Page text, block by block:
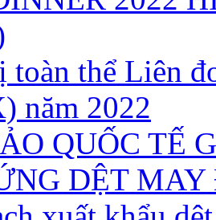
toàn thể Liên
năm 2022
QUỐC TẾ
DỆT